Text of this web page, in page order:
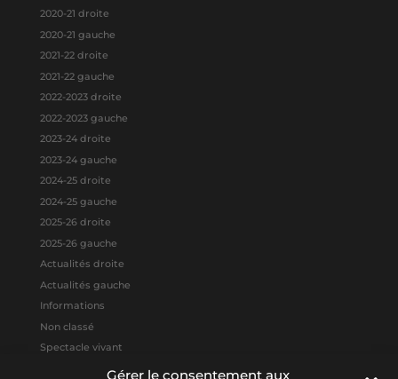
Gérer le consentement aux
2020-21 droite
2020-21 gauche
2021-22 droite
2021-22 gauche
2022-2023 droite
2022-2023 gauche
2023-24 droite
2023-24 gauche
2024-25 droite
2024-25 gauche
2025-26 droite
2025-26 gauche
Actualités droite
Actualités gauche
Informations
Non classé
Spectacle vivant